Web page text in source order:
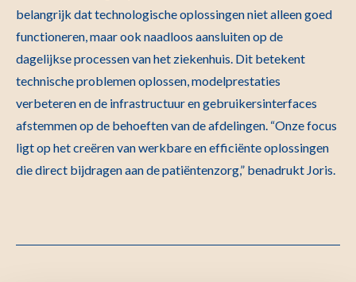
belangrijk dat technologische oplossingen niet alleen goed
functioneren, maar ook naadloos aansluiten op de
dagelijkse processen van het ziekenhuis. Dit betekent
technische problemen oplossen, modelprestaties
verbeteren en de infrastructuur en gebruikersinterfaces
afstemmen op de behoeften van de afdelingen. “Onze focus
ligt op het creëren van werkbare en efficiënte oplossingen
die direct bijdragen aan de patiëntenzorg,” benadrukt Joris.